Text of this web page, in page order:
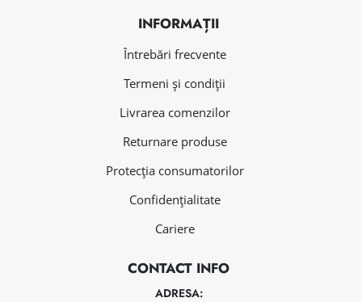
INFORMAȚII
Întrebări frecvente
Termeni și condiții
Livrarea comenzilor
Returnare produse
Protecția consumatorilor
Confidențialitate
Cariere
CONTACT INFO
ADRESA: